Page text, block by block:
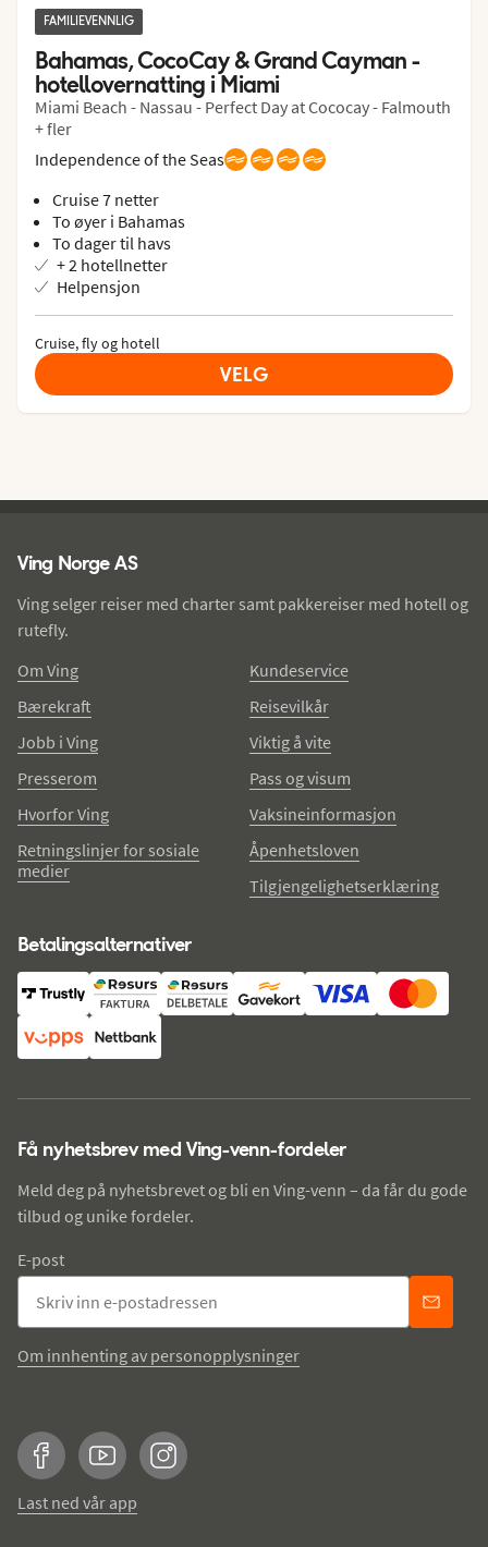
FAMILIEVENNLIG
Bahamas, CocoCay & Grand Cayman -
hotellovernatting i Miami
Miami Beach - Nassau - Perfect Day at Cococay - Falmouth
+ fler
Independence of the Seas
Cruise 7 netter
To øyer i Bahamas
To dager til havs
+ 2 hotellnetter
Helpensjon
Cruise, fly og hotell
VELG
Ving Norge AS
Ving selger reiser med charter samt pakkereiser med hotell og
rutefly.
Om Ving
Bærekraft
Jobb i Ving
Presserom
Hvorfor Ving
Retningslinjer for sosiale
medier
Kundeservice
Reisevilkår
Viktig å vite
Pass og visum
Vaksineinformasjon
Åpenhetsloven
Tilgjengelighetserklæring
Betalingsalternativer
Få nyhetsbrev med Ving-venn-fordeler
Meld deg på nyhetsbrevet og bli en Ving-venn – da får du gode
tilbud og unike fordeler.
E-post
Om innhenting av personopplysninger
FacebookYouTubeInstagram
Last ned vår app